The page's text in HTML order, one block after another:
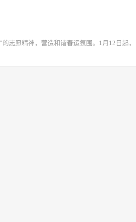
志愿精神，营造和谐春运氛围。1月12日起，